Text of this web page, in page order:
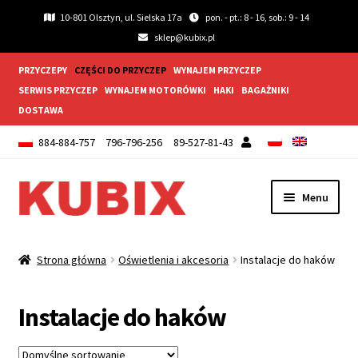
10-801 Olsztyn, ul. Sielska 17a
pon. - pt.: 8 - 16, sob.: 9 - 14
sklep@kubix.pl
PRZYCZEPY CZĘŚCI DO PRZYCZEP
WYNAJEM PRZYCZEP
SERWIS PRZYCZEP
WYNAJEM MOTORÓWKI HAKI
BAGAŻNIKI
DOSTAWA
884-884-757 796-796-256 89-527-81-43
Przejdź
do
Przejdź
do
Menu
menu
Koła
Strona główna Oświetlenia i akcesoria Instalacje do haków
Instalacje do haków